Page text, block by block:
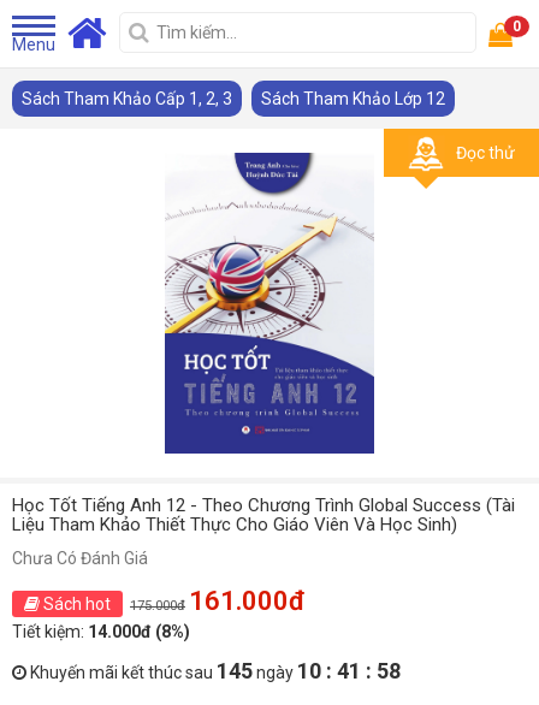
Menu
0
Sách Tham Khảo Cấp 1, 2, 3 Sách Tham Khảo Lớp 12
Đọc thử
Học Tốt Tiếng Anh 12 - Theo Chương Trình Global Success (Tài
Liệu Tham Khảo Thiết Thực Cho Giáo Viên Và Học Sinh)
Chưa Có Đánh Giá
Sách hot 175.000đ 161.000đ
Tiết kiệm: 14.000đ (8%)
Khuyến mãi kết thúc sau 145ngày 10 : 41 : 57